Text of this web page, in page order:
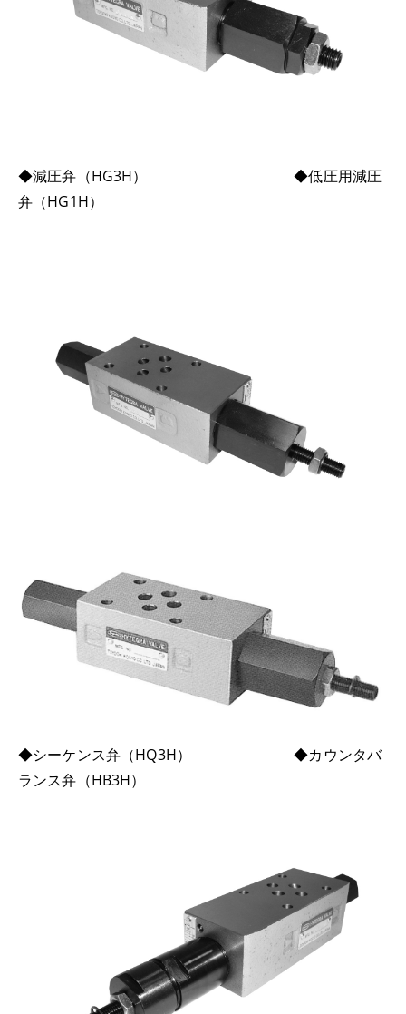
◆減圧弁（HG3H） ◆低圧用減圧
弁（HG1H）
◆シーケンス弁（HQ3H） ◆カウンタバ
ランス弁（HB3H）